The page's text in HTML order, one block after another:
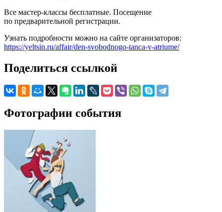
Все мастер-классы бесплатные. Посещение
по предварительной регистрации.
Узнать подробности можно на сайте организаторов:
https://yeltsin.ru/affair/den-svobodnogo-tanca-v-atriume/
Поделиться ссылкой
Фотографии события